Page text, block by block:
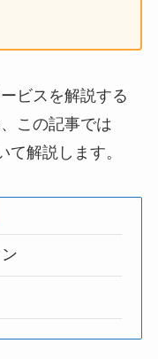
ビスを解説する
この記事では
て解説します。